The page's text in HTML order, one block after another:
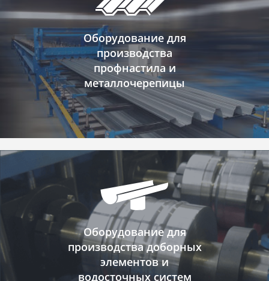
Оборудование для
производства
профнастила и
металлочерепицы
Оборудование для
производства доборных
элементов и
водосточных систем